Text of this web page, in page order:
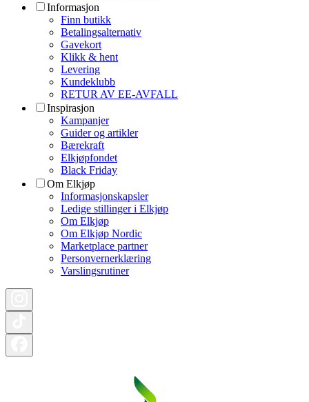
Informasjon
Finn butikk
Betalingsalternativ
Gavekort
Klikk & hent
Levering
Kundeklubb
RETUR AV EE-AVFALL
Inspirasjon
Kampanjer
Guider og artikler
Bærekraft
Elkjøpfondet
Black Friday
Om Elkjøp
Informasjonskapsler
Ledige stillinger i Elkjøp
Om Elkjøp
Om Elkjøp Nordic
Marketplace partner
Personvernerklæring
Varslingsrutiner